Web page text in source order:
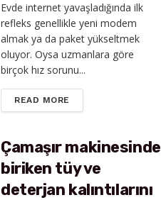
Evde internet yavaşladığında ilk
refleks genellikle yeni modem
almak ya da paket yükseltmek
oluyor. Oysa uzmanlara göre
birçok hız sorunu...
READ MORE
Çamaşır makinesinde
biriken tüy ve
deterjan kalıntılarını